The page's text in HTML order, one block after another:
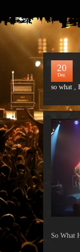
20
Dez.
so what ,
So What